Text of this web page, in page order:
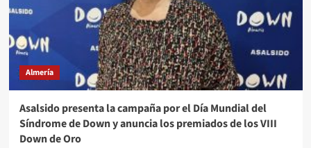
Almería
Asalsido presenta la campaña por el Día Mundial del
Síndrome de Down y anuncia los premiados de los VIII
Down de Oro